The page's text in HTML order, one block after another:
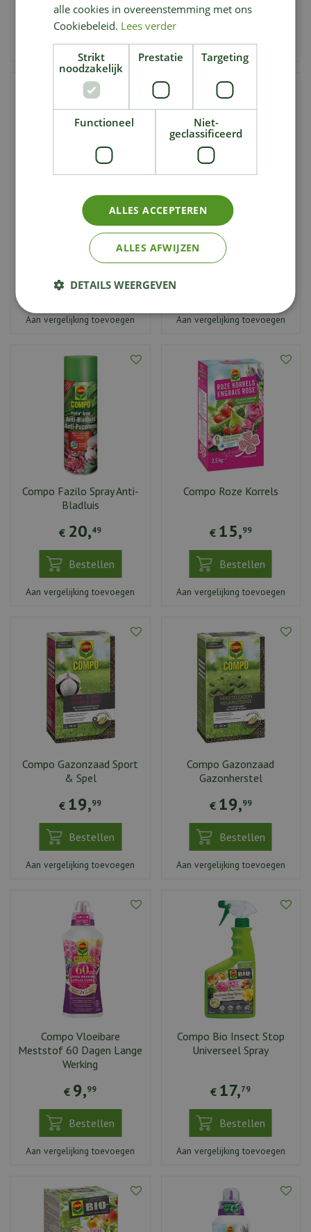
Bestellen
Aan vergelijking toevoegen Aan vergelijking toevoegen
Compo Bio Vloeibare
Meststof Kruiden
39
Bestellen
Aan vergelijking toevoegen
Compo Karate Garden
Sierplanten Spray
€ 21
Aan vergelijking toevoegen
Compo Fazilo Spray Anti-
Bladluis
€ 20,49
Bestellen
Aan vergelijking toevoegen
Compo Roze Korrels
€ 15,99
Bestellen
Aan vergelijking toevoegen
Compo Gazonzaad Sport
& Spel
€ 19,99
Bestellen
Aan vergelijking toevoegen
Compo Gazonzaad
Gazonherstel
€ 19,99
Bestellen
Aan vergelijking toevoegen
Compo Vloeibare
Meststof 60 Dagen Lange
Werking
€ 9,99
Bestellen
Aan vergelijking toevoegen
Compo Bio Insect Stop
Universeel Spray
€ 17,79
Bestellen
Aan vergelijking toevoegen
alle cookies in overeenstemming met ons
Cookiebeleid. Lees verder
Strikt
noodzakelijk
Prestatie Targeting
Functioneel
Niet-
geclassificeerd
ALLES ACCEPTEREN
ALLES AFWIJZEN
DETAILS WEERGEVEN